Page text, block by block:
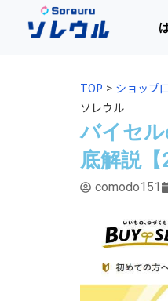
TOP > ショップ
ソレウル
バイセ
底解説【
comodo151